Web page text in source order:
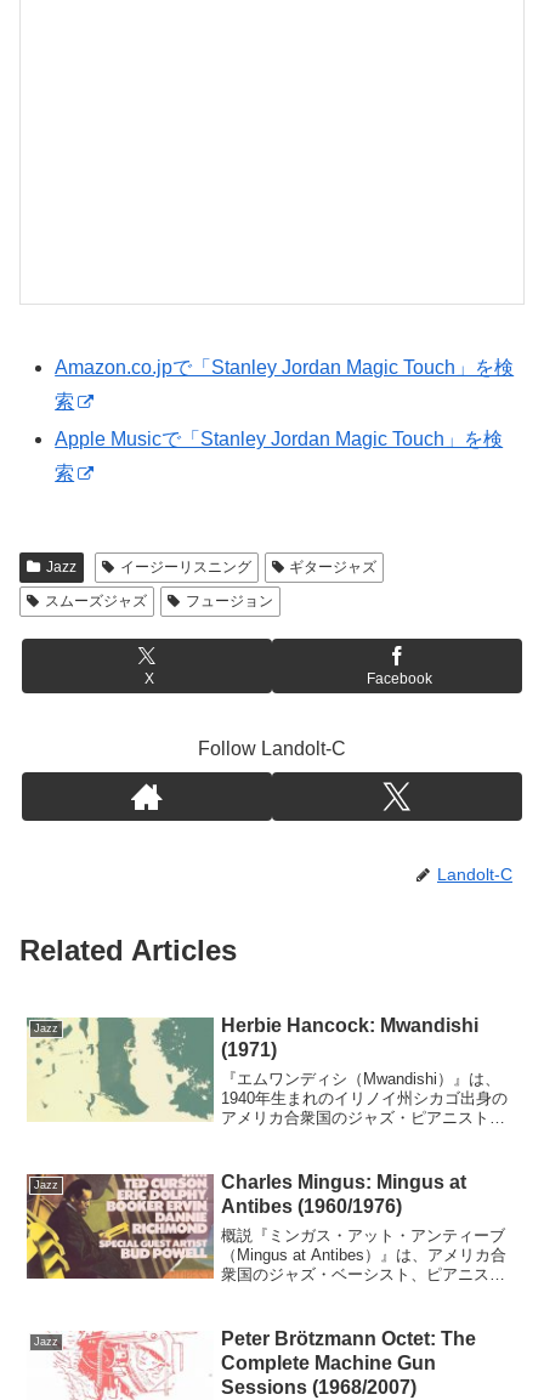
Amazon.co.jpで「Stanley Jordan Magic Touch」を検
索
Apple Musicで「Stanley Jordan Magic Touch」を検
索
Jazz イージーリスニング
ギタージャズ
スムーズジャズ
フュージョン
X Facebook
Follow Landolt-C
Landolt-C
Related Articles
Jazz
Herbie Hancock: Mwandishi
(1971)
『エムワンディシ（Mwandishi）』は、
1940年生まれのイリノイ州シカゴ出身の
アメリカ合衆国のジャズ・ピアニスト・
ある。1971年にワーナー・ブラ...
Jazz
Charles Mingus: Mingus at
Antibes (1960/1976)
概説『ミンガス・アット・アンティーブ
（Mingus at Antibes）』は、アメリカ合
衆国のジャズ・ベーシスト、ピアニス
ンテットによる1960年のライ...
Jazz
Peter Brötzmann Octet: The
Complete Machine Gun
Sessions (1968/2007)